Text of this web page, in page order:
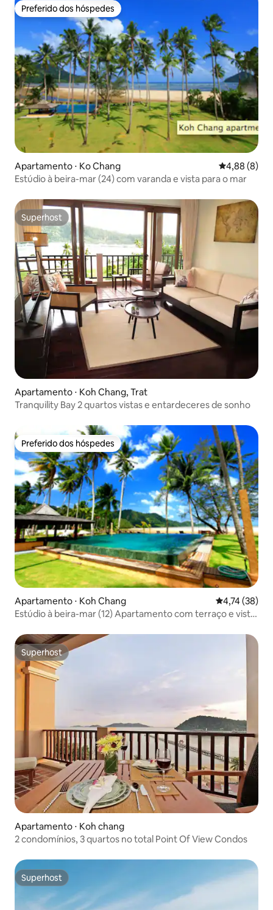
Preferido dos hóspedes
Preferido dos hóspedes
Apartamento ⋅ Ko Chang 4,88 de uma
4,88 (8)
Estúdio à beira-mar (24) com varanda e vista para o mar
Superhost
Superhost
Apartamento ⋅ Koh Chang, Trat
Tranquility Bay 2 quartos vistas e entardeceres de sonho
Preferido dos hóspedes
Preferido dos hóspedes
Apartamento ⋅ Koh Chang 4,74 de uma
4,74 (38)
Estúdio à beira-mar (12) Apartamento com terraço e vista
Superhost
Superhost
Apartamento ⋅ Koh chang
2 condomínios, 3 quartos no total Point Of View Condos
Superhost
Superhost